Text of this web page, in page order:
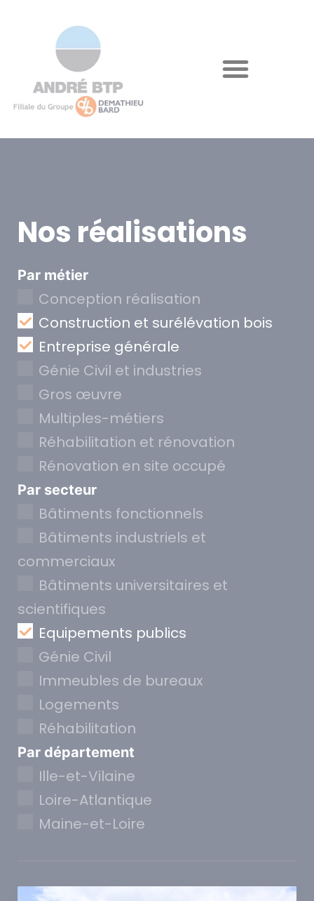
Nos réalisations
Par métier
Conception réalisation
Construction et surélévation bois
Entreprise générale
Génie Civil et industries
Gros œuvre
Multiples-métiers
Réhabilitation et rénovation
Rénovation en site occupé
Par secteur
Bâtiments fonctionnels
Bâtiments industriels et
commerciaux
Bâtiments universitaires et
scientifiques
Equipements publics
Génie Civil
Immeubles de bureaux
Logements
Réhabilitation
Par département
Ille-et-Vilaine
Loire-Atlantique
Maine-et-Loire